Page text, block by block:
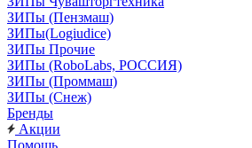
ЗИПы (Пензмаш)
ЗИПы(Logiudice)
ЗИПы Прочие
ЗИПы (RoboLabs, РОССИЯ)
ЗИПы (Проммаш)
ЗИПы (Снеж)
Бренды
Акции
Помощь